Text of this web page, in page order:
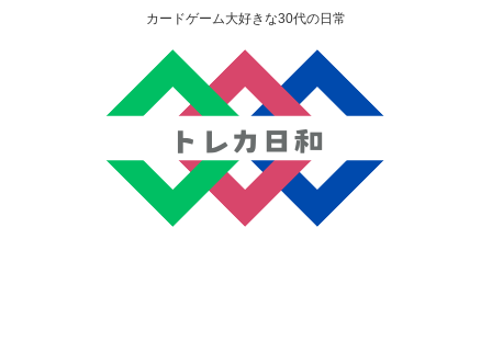
カードゲーム大好きな30代の日常